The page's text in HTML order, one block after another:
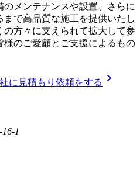
メンテナンスや設置、さらに
で高品質な施工を提供いたし
の方々に支えられて拡大して参
様のご愛顧とご支援によるもの
に見積もり依頼をする chevron_right
1